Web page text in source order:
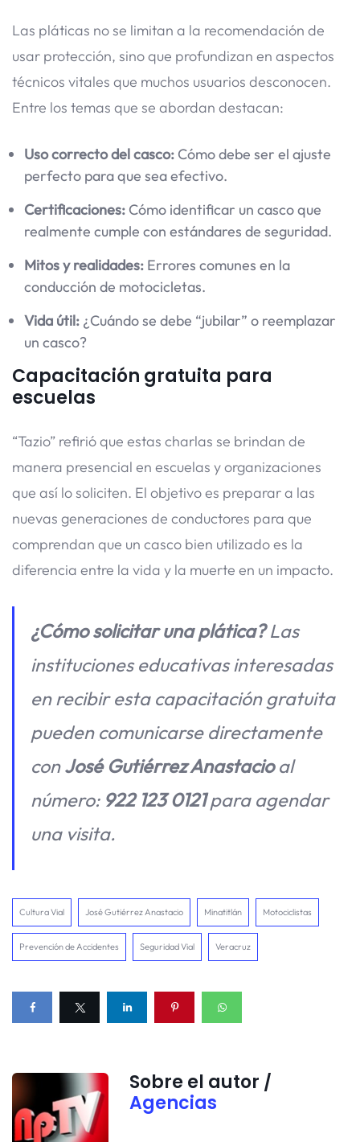
Las pláticas no se limitan a la recomendación de
usar protección, sino que profundizan en aspectos
técnicos vitales que muchos usuarios desconocen.
Entre los temas que se abordan destacan:
Uso correcto del casco: Cómo debe ser el ajuste
perfecto para que sea efectivo.
Certificaciones: Cómo identificar un casco que
realmente cumple con estándares de seguridad.
Mitos y realidades: Errores comunes en la
conducción de motocicletas.
Vida útil: ¿Cuándo se debe “jubilar” o reemplazar
un casco?
Capacitación gratuita para
escuelas
“Tazio” refirió que estas charlas se brindan de
manera presencial en escuelas y organizaciones
que así lo soliciten. El objetivo es preparar a las
nuevas generaciones de conductores para que
comprendan que un casco bien utilizado es la
diferencia entre la vida y la muerte en un impacto.
¿Cómo solicitar una plática?Las
instituciones educativas interesadas
en recibir esta capacitación gratuita
pueden comunicarse directamente
conJosé Gutiérrez Anastacioal
número: 922 123 0121para agendar
una visita.
Cultura Vial José Gutiérrez Anastacio Minatitlán Motociclistas
Prevención de Accidentes Seguridad Vial Veracruz
Sobre el autor /
Agencias